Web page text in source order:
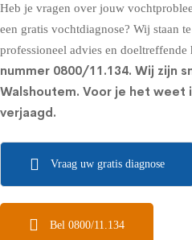
Heb je vragen over jouw
een gratis vochtdiagnose? Wij staan
professioneel advies en doeltreffende
nummer 0800/11.134. Wij zijn
Walshoutem. Voor je het weet
verjaagd.
Vraag uw gratis diagnose
Bel 0800/11.134